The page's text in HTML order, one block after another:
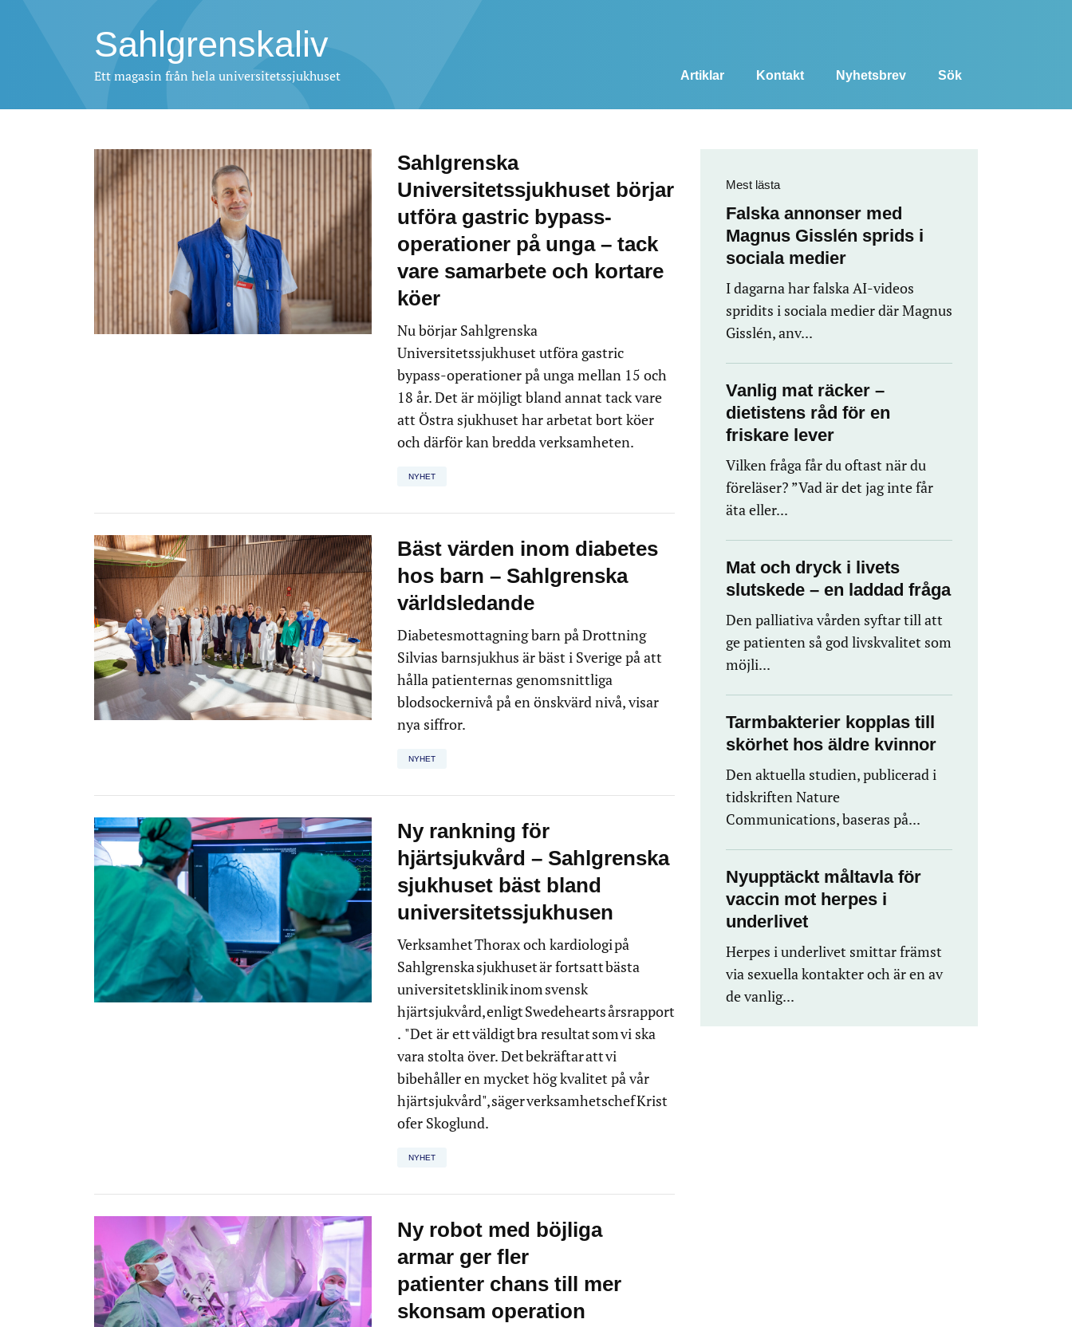
Sahlgrenskaliv
Ett magasin från hela universitetssjukhuset Artiklar Kontakt Nyhetsbrev Sök
Sahlgrenska
Universitetssjukhuset börjar
utföra gastric bypass-
operationer på unga – tack
vare samarbete och kortare
köer
Nu börjar Sahlgrenska
Universitetssjukhuset utföra gastric
bypass-operationer på unga mellan 15 och
18 år. Det är möjligt bland annat tack vare
att Östra sjukhuset har arbetat bort köer
och därför kan bredda verksamheten.
NYHET
Bäst värden inom diabetes
hos barn – Sahlgrenska
världsledande
Diabetesmottagning barn på Drottning
Silvias barnsjukhus är bäst i Sverige på att
hålla patienternas genomsnittliga
blodsockernivå på en önskvärd nivå, visar
nya siffror.
NYHET
Ny rankning för
hjärtsjukvård – Sahlgrenska
sjukhuset bäst bland
universitetssjukhusen
Verksamhet Thorax och kardiologi på
Sahlgrenska sjukhuset är fortsatt bästa
universitetsklinik inom svensk
hjärtsjukvård, enligt Swedehearts årsrapport
. "Det är ett väldigt bra resultat som vi ska
vara stolta över. Det bekräftar att vi
bibehåller en mycket hög kvalitet på vår
hjärtsjukvård", säger verksamhetschef Krist
ofer Skoglund.
NYHET
Ny robot med böjliga
armar ger fler
patienter chans till mer
skonsam operation
Mest lästa
Falska annonser med
Magnus Gisslén sprids i
sociala medier
I dagarna har falska AI-videos
spridits i sociala medier där Magnus
Gisslén, anv...
Vanlig mat räcker –
dietistens råd för en
friskare lever
Vilken fråga får du oftast när du
föreläser? ”Vad är det jag inte får
äta eller...
Mat och dryck i livets
slutskede – en laddad fråga
Den palliativa vården syftar till att
ge patienten så god livskvalitet som
möjli...
Tarmbakterier kopplas till
skörhet hos äldre kvinnor
Den aktuella studien, publicerad i
tidskriften Nature
Communications, baseras på...
Nyupptäckt måltavla för
vaccin mot herpes i
underlivet
Herpes i underlivet smittar främst
via sexuella kontakter och är en av
de vanlig...